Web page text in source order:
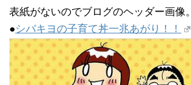
表紙がないのでブログのヘッダー画像。
●シバキヨの子育て丼一兆あがり！！